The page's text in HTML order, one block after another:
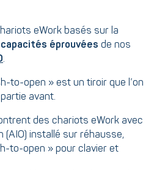
eWork basés sur la
capacités éprouvées de nos
.
to-open » est un tiroir que l’on
avant.
des chariots eWork avec
installé sur réhausse,
to-open » pour clavier et